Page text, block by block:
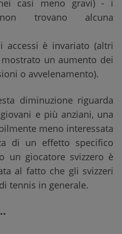
casi meno gravi) - i
trovano alcuna
accessi è invariato (altri
un aumento dei
o avvelenamento).
diminuzione riguarda
e più anziani, una
meno interessata
di un effetto specifico
un giocatore svizzero è
al fatto che gli svizzeri
tennis in generale.